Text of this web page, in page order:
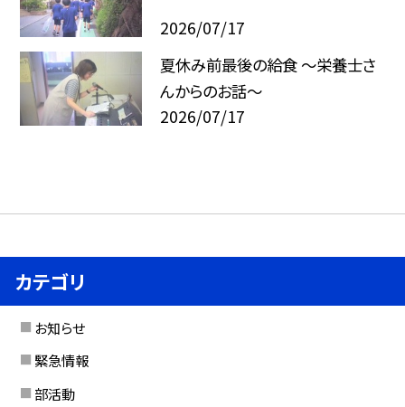
2026/07/17
夏休み前最後の給食 ～栄養士さ
んからのお話～
2026/07/17
カテゴリ
お知らせ
緊急情報
部活動